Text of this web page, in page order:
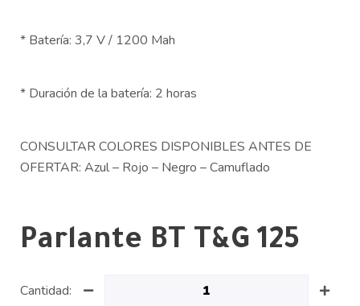
* Batería: 3,7 V / 1200 Mah
* Duración de la batería: 2 horas
CONSULTAR COLORES DISPONIBLES ANTES DE
OFERTAR: Azul – Rojo – Negro – Camuflado
Parlante BT T&G 125
Cantidad: